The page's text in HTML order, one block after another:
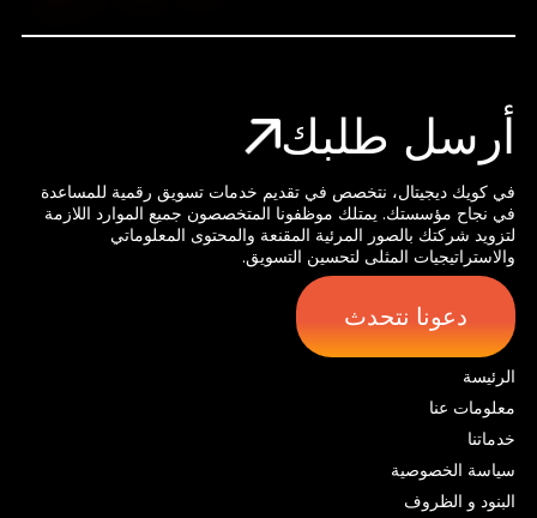
أرسل طلبك
في كويك ديجيتال، نتخصص في تقديم خدمات تسويق رقمية للمساعدة
في نجاح مؤسستك. يمتلك موظفونا المتخصصون جميع الموارد اللازمة
لتزويد شركتك بالصور المرئية المقنعة والمحتوى المعلوماتي
والاستراتيجيات المثلى لتحسين التسويق.
دعونا نتحدث
الرئيسة
معلومات عنا
خدماتنا
سياسة الخصوصية
البنود و الظروف